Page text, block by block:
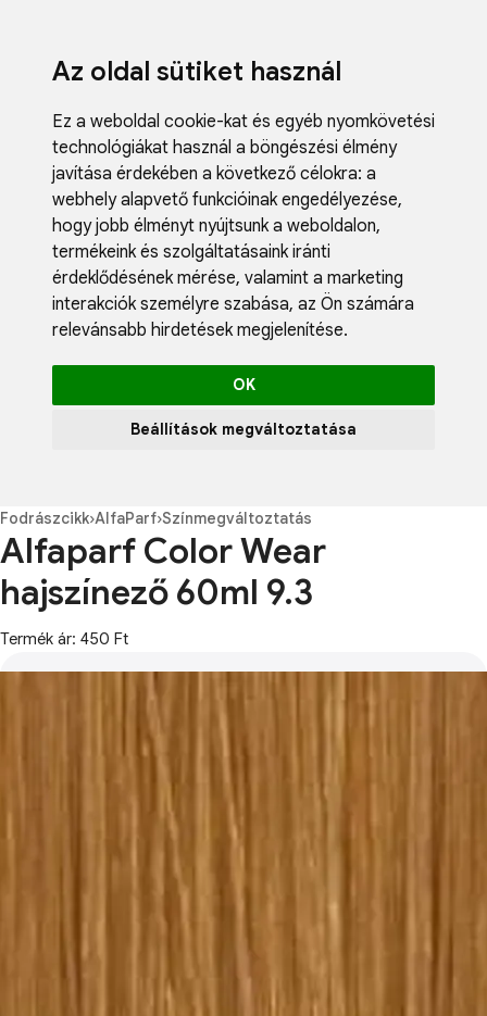
Az oldal sütiket használ
Ez a weboldal cookie-kat és egyéb nyomkövetési
technológiákat használ a böngészési élmény
javítása érdekében a következő célokra: a
webhely alapvető funkcióinak engedélyezése,
hogy jobb élményt nyújtsunk a weboldalon,
termékeink és szolgáltatásaink iránti
érdeklődésének mérése, valamint a marketing
interakciók személyre szabása, az Ön számára
relevánsabb hirdetések megjelenítése.
OK
Beállítások megváltoztatása
Blog
Fodrászcikk›AlfaParf›Színmegváltoztatás
Alfaparf Color Wear
hajszínező 60ml 9.3
Termék ár: 450 Ft